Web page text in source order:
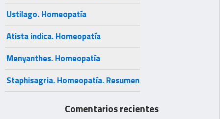
Ustilago. Homeopatía
Atista indica. Homeopatía
Menyanthes. Homeopatía
Staphisagria. Homeopatía. Resumen
Comentarios recientes